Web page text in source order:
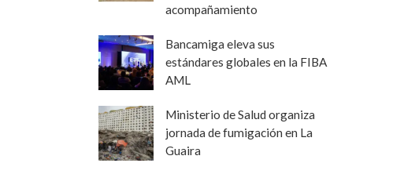
acompañamiento
Bancamiga eleva sus
estándares globales en la FIBA
AML
Ministerio de Salud organiza
jornada de fumigación en La
Guaira